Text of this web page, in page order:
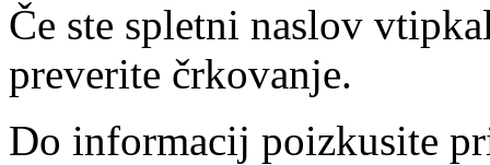
Če ste spletni naslov
preverite črkovanje.
Do informacij poizkusite